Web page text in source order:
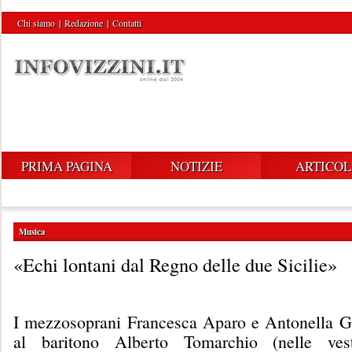
Chi siamo | Redazione | Contatti
PRIMA PAGINA NOTIZIE
Musica
«Echi lontani dal Regno delle due Sicilie»
I mezzosoprani Francesca Aparo e Antonella
al baritono Alberto Tomarchio (nelle